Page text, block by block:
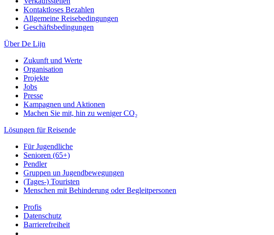
Kontaktloses Bezahlen
Allgemeine Reisebedingungen
Geschäftsbedingungen
Über De Lijn
Zukunft und Werte
Organisation
Projekte
Jobs
Presse
Kampagnen und Aktionen
Machen Sie mit, hin zu weniger CO₂
Lösungen für Reisende
Für Jugendliche
Senioren (65+)
Pendler
Gruppen un Jugendbewegungen
(Tages-) Touristen
Menschen mit Behinderung oder Begleitpersonen
Profis
Datenschutz
Barrierefreiheit